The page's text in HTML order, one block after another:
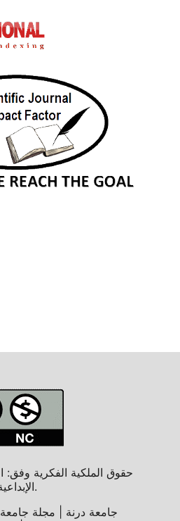
حقوق الملكية الفكرية وفق:
الإبداعية المشاعة، النسخة 4.0.
جامعة درنة | مجلة جامعة